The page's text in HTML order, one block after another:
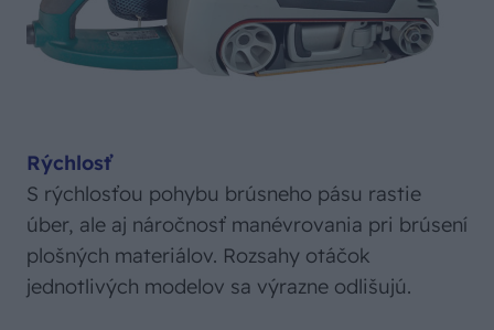
Rýchlosť
S rýchlosťou pohybu brúsneho pásu rastie
úber, ale aj náročnosť manévrovania pri brúsení
plošných materiálov. Rozsahy otáčok
jednotlivých modelov sa výrazne odlišujú.